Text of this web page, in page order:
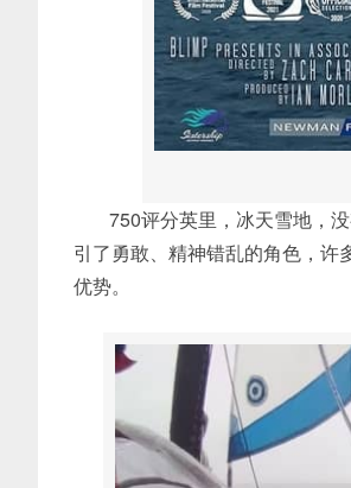
750评分英里，冰天雪地，
引了勇敢、精神错乱的角色，许
优势。